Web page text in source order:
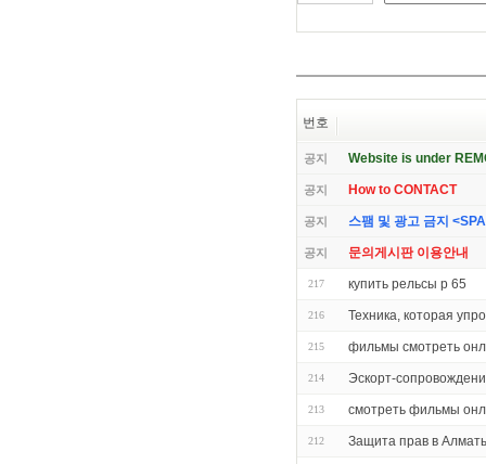
번호
공지 Website is under
공지 How to CONTACT
공지 스팸 및 광고 금지
공지 문의게시판 이용안내
217 купить рельсы р 65
216 Техника, которая
215 фильмы смотреть
214 Эскорт-
213 смотреть фильмы
212 Защита прав в